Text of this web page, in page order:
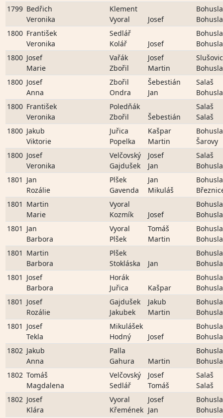
1799 Bedřich
Veronika
Klement
Vyoral
Josef
1800 František
Veronika
Sedlář
Kolář
Josef
1800 Josef
Marie
Vařák
Zbořil
Josef
Martin
1800 Josef
Anna
Zbořil
Ondra
Šebestián
Jan
Salaš
1800 František
Veronika
Poledňák
Zbořil
Šebestián
Salaš
Salaš
1800 Jakub
Viktorie
Juřica
Popelka
Kašpar
Martin
Šarovy
1800 Josef
Veronika
Velčovský
Gajdušek
Josef
Jan
Salaš
1801 Jan
Rozálie
Plšek
Gavenda
Jan
Mikuláš
1801 Martin
Marie
Vyoral
Kozmík
Josef
1801 Jan
Barbora
Vyoral
Plšek
Tomáš
Martin
1801 Martin
Barbora
Plšek
Stokláska
Jan
1801 Josef
Barbora
Horák
Juřica
Kašpar
1801 Josef
Rozálie
Gajdušek
Jakubek
Jakub
Martin
1801 Josef
Tekla
Mikulášek
Hodný
Josef
1802 Jakub
Anna
Palla
Gahura
Martin
1802 Tomáš
Magdalena
Velčovský
Sedlář
Josef
Tomáš
Salaš
Salaš
1802 Josef
Klára
Vyoral
Křemének
Josef
Jan